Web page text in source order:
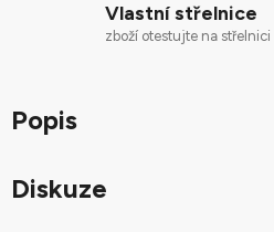
Vlastní střelnice
zboží otestujte na střelnici
Popis
Diskuze